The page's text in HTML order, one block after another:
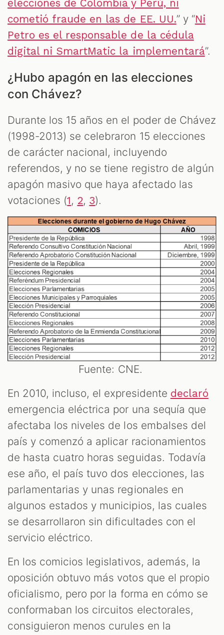
elecciones de Colombia y Perú, ni
cometió fraude en las de EE. UU.” y “Ni
Petro es el responsable de la cédula
digital ni SmartMatic la implementará”.
¿Hubo apagón en las elecciones
con Chávez?
Durante los 15 años en el poder de Chávez
(1998-2013) se celebraron 15 elecciones
de carácter nacional, incluyendo
referendos, y no se tiene registro de algún
apagón masivo que haya afectado las
votaciones (1, 2, 3).
Fuente: CNE.
En 2010, incluso, el expresidente declaró
emergencia eléctrica por una sequía que
afectaba los niveles de los embalses del
país y comenzó a aplicar racionamientos
de hasta cuatro horas seguidas. Todavía
ese año, el país tuvo dos elecciones, las
parlamentarias y unas regionales en
algunos estados y municipios, las cuales
se desarrollaron sin dificultades con el
servicio eléctrico.
En los comicios legislativos, además, la
oposición obtuvo más votos que el propio
oficialismo, pero por la forma en cómo se
conformaban los circuitos electorales,
consiguieron menos curules en la